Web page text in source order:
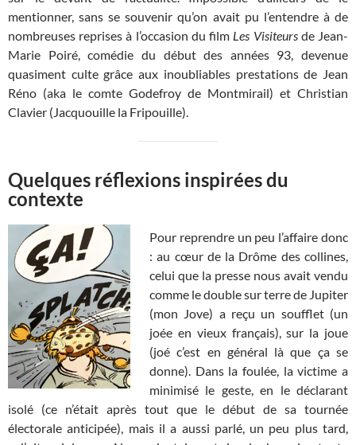
mentionner, sans se souvenir qu’on avait pu l’entendre à de
nombreuses reprises à l’occasion du film Les Visiteursde Jean-
Marie Poiré, comédie du début des années 93, devenue
quasiment culte grâce aux inoubliables prestations de Jean
Réno (aka le comte Godefroy de Montmirail) et Christian
Clavier (Jacquouille la Fripouille).
Quelques réflexions inspirées du
contexte
Pour reprendre un peu l’affaire donc
: au cœur de la Drôme des collines,
celui que la presse nous avait vendu
comme le double sur terre de Jupiter
(mon Jove) a reçu un soufflet (un
joée en vieux français), sur la joue
(joé c’est en général là que ça se
donne). Dans la foulée, la victime a
minimisé le geste, en le déclarant
isolé (ce n’était après tout que le début de sa tournée
électorale anticipée), mais il a aussi parlé, un peu plus tard,